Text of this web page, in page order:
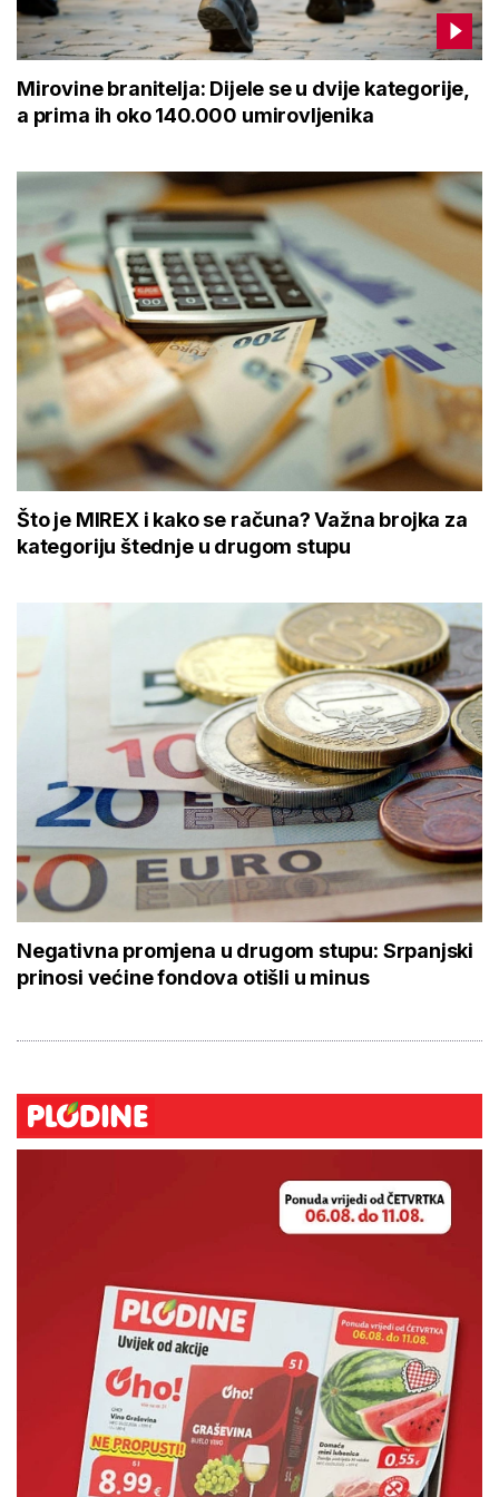
Mirovine branitelja: Dijele se u dvije kategorije,
a prima ih oko 140.000 umirovljenika
Što je MIREX i kako se računa? Važna brojka za
kategoriju štednje u drugom stupu
Negativna promjena u drugom stupu: Srpanjski
prinosi većine fondova otišli u minus